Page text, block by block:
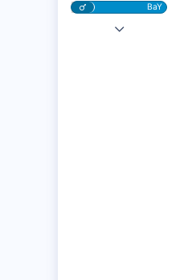
BaY
31 Tem 2023